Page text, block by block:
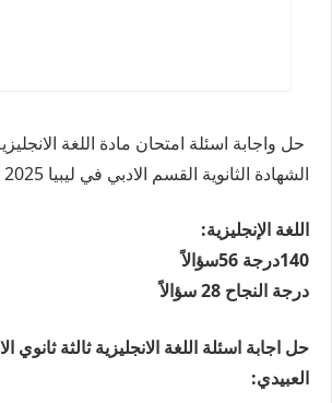
حل واجابة اسئلة امتحان مادة اللغة
الشهادة الثانوية القسم الادبي في ليبيا 2025
اللغة الإنجليزية:
140درجة 56سؤالاً
درجة النجاح 28 سؤالاً
حل اجابة اسئلة اللغة الانجليزية ثالثة ثانوي
العبيدي: